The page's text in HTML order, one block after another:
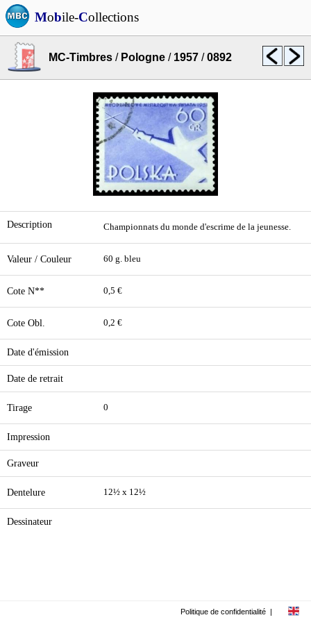
Mobile-Collections
MC-Timbres / Pologne / 1957 /0892
Description Championnats du monde d'escrime de la jeunesse.
Valeur / Couleur 60 g. bleu
Cote N** 0,5 €
Cote Obl. 0,2 €
Date d'émission
Date de retrait
Tirage 0
Impression
Graveur
Dentelure 12½ x 12½
Dessinateur
Politique de confidentialité |